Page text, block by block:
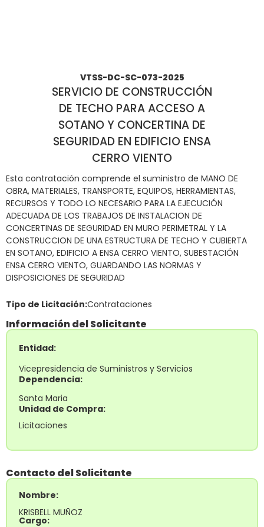
VTSS-DC-SC-073-2025
SERVICIO DE CONSTRUCCIÓN
DE TECHO PARA ACCESO A
SOTANO Y CONCERTINA DE
SEGURIDAD EN EDIFICIO ENSA
CERRO VIENTO
Esta contratación comprende el suministro de MANO DE
OBRA, MATERIALES, TRANSPORTE, EQUIPOS, HERRAMIENTAS,
RECURSOS Y TODO LO NECESARIO PARA LA EJECUCIÓN
ADECUADA DE LOS TRABAJOS DE INSTALACION DE
CONCERTINAS DE SEGURIDAD EN MURO PERIMETRAL Y LA
CONSTRUCCION DE UNA ESTRUCTURA DE TECHO Y CUBIERTA
EN SOTANO, EDIFICIO A ENSA CERRO VIENTO, SUBESTACIÓN
ENSA CERRO VIENTO, GUARDANDO LAS NORMAS Y
DISPOSICIONES DE SEGURIDAD
Tipo de Licitación:Contrataciones
Información del Solicitante
Entidad:
Vicepresidencia de Suministros y Servicios
Dependencia:
Santa Maria
Unidad de Compra:
Licitaciones
Contacto del Solicitante
Nombre:
KRISBELL MUÑOZ
Cargo: